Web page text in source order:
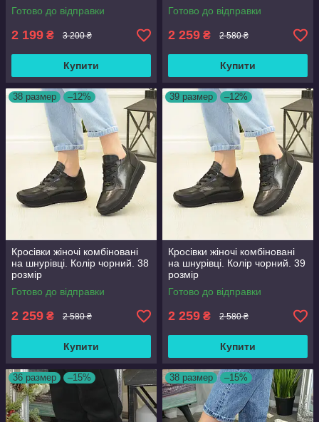
Готово до відправки
2 199 ₴ 3 200 ₴
Купити
Готово до відправки
2 259 ₴ 2 580 ₴
Купити
38 размер –12%
Кросівки жіночі комбіновані
на шнурівці. Колір чорний. 38
розмір
Готово до відправки
2 259 ₴ 2 580 ₴
Купити
39 размер –12%
Кросівки жіночі комбіновані
на шнурівці. Колір чорний. 39
розмір
Готово до відправки
2 259 ₴ 2 580 ₴
Купити
36 размер –15% 38 размер –15%